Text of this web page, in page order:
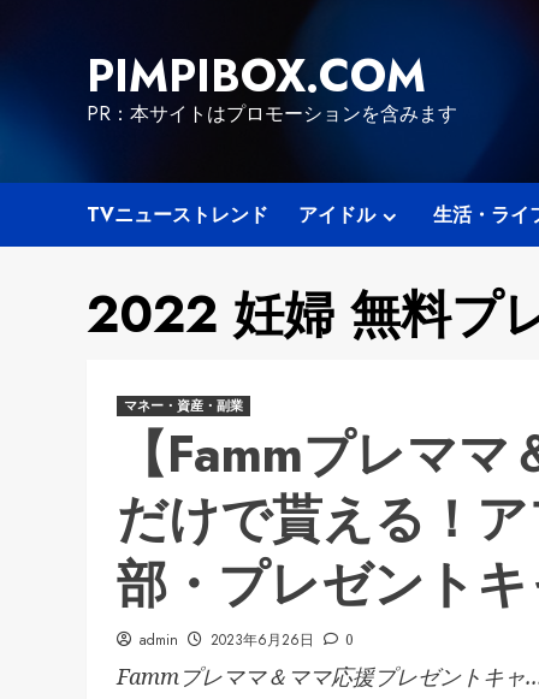
PIMPIBOX.COM
PR：本サイトはプロモーションを含みます
TVニューストレンド アイドル 生活・ライ
2022 妊婦 無料プ
マネー・資産・副業
【Fammプレマ
だけで貰える！
部・プレゼント
admin 2023年6月26日 0
Fammプレママ＆ママ応援プレゼントキャ